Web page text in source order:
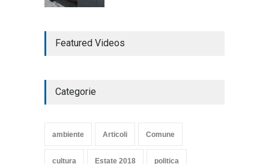
COMMEDIA"
TARQUINIA
Featured Videos
Categorie
ambiente Articoli Comune
cultura Estate 2018 politica